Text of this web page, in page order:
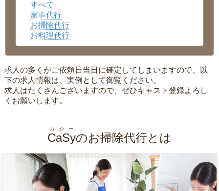
沖縄県
すべて
家事代行
お掃除代行
お料理代行
求人の多くがご依頼日当日に確定してしまいますので、以
下の求人情報は、実例として御覧ください。
求人はたくさんございますので、ぜひキャスト登録よろし
くお願いします。
CaSy
カジー
のお掃除代行とは